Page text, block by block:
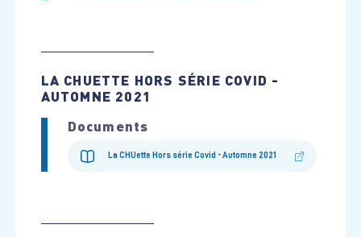
LA CHUETTE HORS SÉRIE COVID -
AUTOMNE 2021
Documents
La CHUette Hors série Covid - Automne 2021